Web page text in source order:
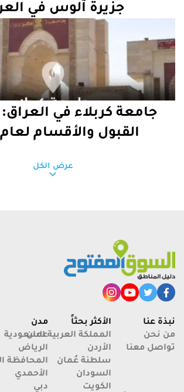
جزيرة آلوس في
جامعة كربلاء في
القبول والأقسام لعام 2026
الجامعات الأهلية في
عرض الكل
نبذة عنا
من نحن
تواصل معنا
الأكثر بحثاً
المملكة العربية السعودية
الأردن
سلطنة عُمان
السودان
الكويت
مدن
عمان
الرياض
المحافظة
الأحمدي
دبي